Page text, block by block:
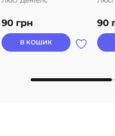
90 грн
В КОШИК
90